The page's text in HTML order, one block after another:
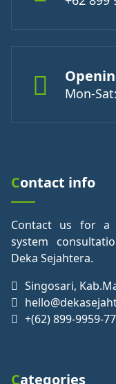
Mon-
Contact info
Contact us for a
system
Deka Sejahtera.
Singosari,
+(62) 899-9959-
Categories